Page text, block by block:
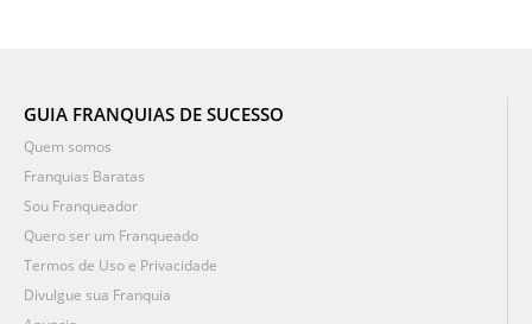
GUIA FRANQUIAS DE SUCESSO
Quem somos
Franquias Baratas
Sou Franqueador
Quero ser um Franqueado
Termos de Uso e Privacidade
Divulgue sua Franquia